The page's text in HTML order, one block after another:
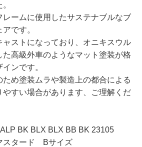
ームに使用したサステナブルなブ
です。
ストになっており、オニキスウル
た高級外車のようなマット塗装が格
ンです。
め塗装ムラや製造上の都合による
やすい場合があります、ご理解くだ
BK BLX BLX BB BK 23105
スタード Bサイズ